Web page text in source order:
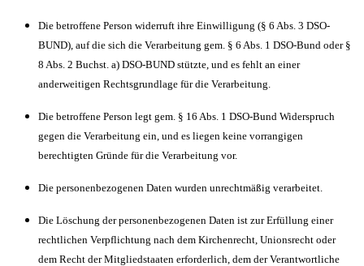
Die betroffene Person widerruft ihre Einwilligung (§ 6 Abs. 3 DSO-
BUND), auf die sich die Verarbeitung gem. § 6 Abs. 1 DSO-Bund oder §
8 Abs. 2 Buchst. a) DSO-BUND stützte, und es fehlt an einer
anderweitigen Rechtsgrundlage für die Verarbeitung.
Die betroffene Person legt gem. § 16 Abs. 1 DSO-Bund Widerspruch
gegen die Verarbeitung ein, und es liegen keine vorrangigen
berechtigten Gründe für die Verarbeitung vor.
Die personenbezogenen Daten wurden unrechtmäßig verarbeitet.
Die Löschung der personenbezogenen Daten ist zur Erfüllung einer
rechtlichen Verpflichtung nach dem Kirchenrecht, Unionsrecht oder
dem Recht der Mitgliedstaaten erforderlich, dem der Verantwortliche